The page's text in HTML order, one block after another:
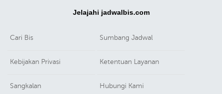
Jelajahi jadwalbis.com
Cari Bis Sumbang Jadwal
Kebijakan Privasi Ketentuan Layanan
Sangkalan Hubungi Kami